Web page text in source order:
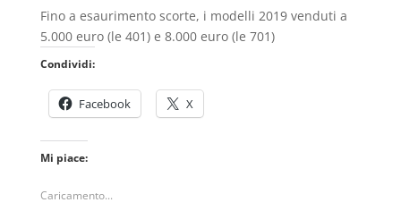
Fino a esaurimento scorte, i modelli 2019 venduti a
5.000 euro (le 401) e 8.000 euro (le 701)
Condividi:
Facebook X
Mi piace:
Caricamento...